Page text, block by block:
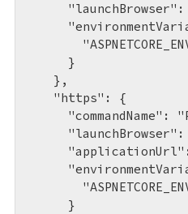
"launchBrowser":
      }
    },
    "https": {
"commandName":
"launchBrowser":
      }